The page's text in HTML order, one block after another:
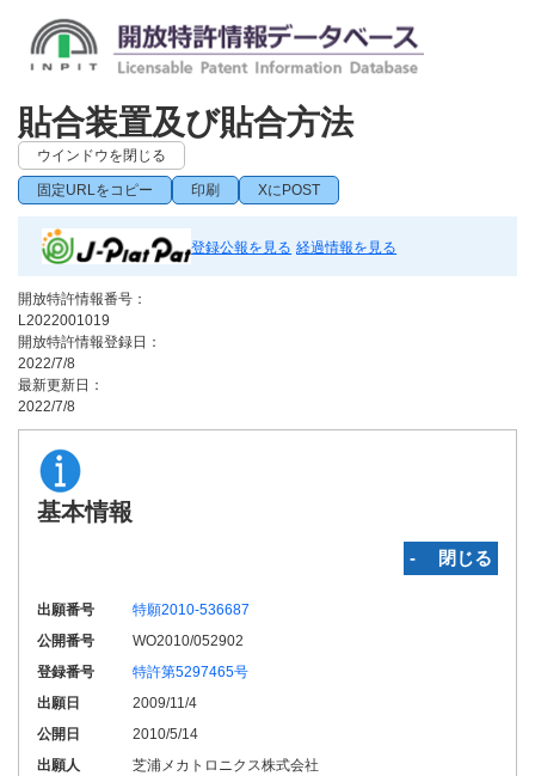
貼合装置及び貼合方法
ウインドウを閉じる
固定URLをコピー 印刷 XにPOST
登録公報を見る 経過情報を見る
開放特許情報番号：
L2022001019
開放特許情報登録日：
2022/7/8
最新更新日：
2022/7/8
基本情報
‐ 閉じる
出願番号
特願2010-536687
公開番号
WO2010/052902
登録番号
特許第5297465号
出願日
2009/11/4
公開日
2010/5/14
出願人
芝浦メカトロニクス株式会社